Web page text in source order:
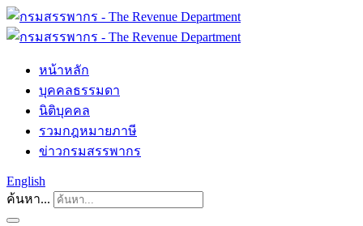
หน้าหลัก
บุคคลธรรมดา
นิติบุคคล
รวมกฎหมายภาษี
ข่าวกรมสรรพากร
English
ค้นหา...